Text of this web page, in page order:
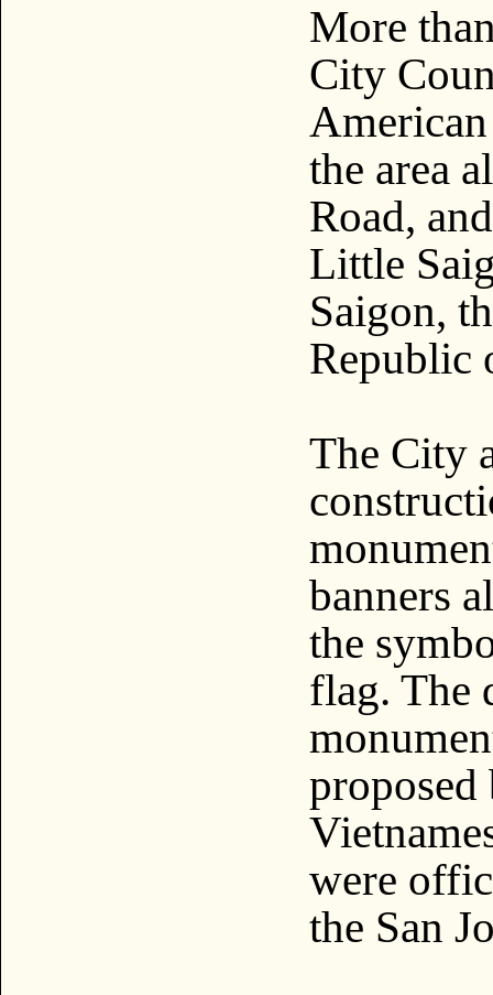
More
City
the area
Road,
Little
Saigon,
Republic
The City
banners
the
flag. The
proposed
were
the San